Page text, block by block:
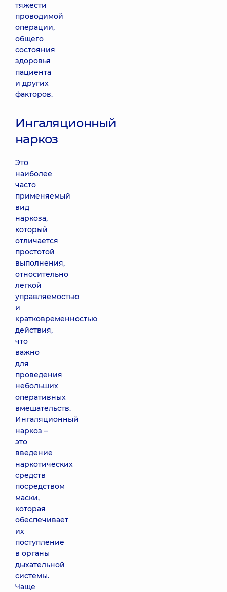
тяжести
проводимой
операции,
общего
состояния
здоровья
пациента
и других
факторов.
Ингаляционный
наркоз
Это
наиболее
часто
применяемый
вид
наркоза,
который
отличается
простотой
выполнения,
относительно
легкой
управляемостью
и
кратковременностью
действия,
что
важно
для
проведения
небольших
оперативных
вмешательств.
Ингаляционный
наркоз –
это
введение
наркотических
средств
посредством
маски,
которая
обеспечивает
их
поступление
в органы
дыхательной
системы.
Чаще